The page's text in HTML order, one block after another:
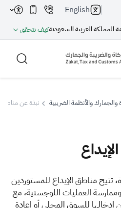
العربية السعوديةكيف تتحقق
English
والجمارك والأنظمة الضريبية نبذة عن مناطق
تتيح مناطق الإيداع للمستوردين
العمليات اللوجستية، مع
للسوق المحلي أو إعادة